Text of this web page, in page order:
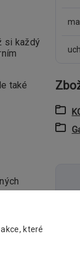
si každý
také
V
které